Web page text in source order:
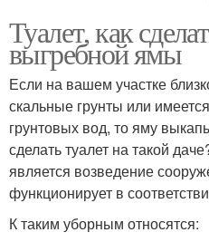
Туалет, как
выгребной ямы
Если на вашем участке
скальные грунты или
грунтовых вод, то яму
сделать туалет на такой
является возведение
функционирует в
К таким уборным относятся: